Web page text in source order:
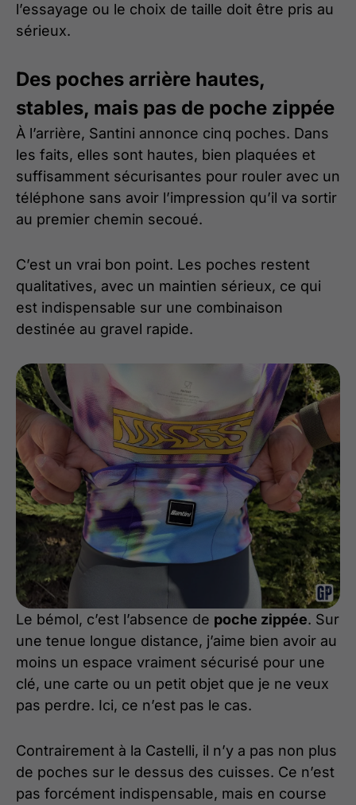
l’essayage ou le choix de taille doit être pris au
sérieux.
Des poches arrière hautes,
stables, mais pas de poche zippée
À l’arrière, Santini annonce cinq poches. Dans
les faits, elles sont hautes, bien plaquées et
suffisamment sécurisantes pour rouler avec un
téléphone sans avoir l’impression qu’il va sortir
au premier chemin secoué.
C’est un vrai bon point. Les poches restent
qualitatives, avec un maintien sérieux, ce qui
est indispensable sur une combinaison
destinée au gravel rapide.
Le bémol, c’est l’absence de poche zippée. Sur
une tenue longue distance, j’aime bien avoir au
moins un espace vraiment sécurisé pour une
clé, une carte ou un petit objet que je ne veux
pas perdre. Ici, ce n’est pas le cas.
Contrairement à la Castelli, il n’y a pas non plus
de poches sur le dessus des cuisses. Ce n’est
pas forcément indispensable, mais en course